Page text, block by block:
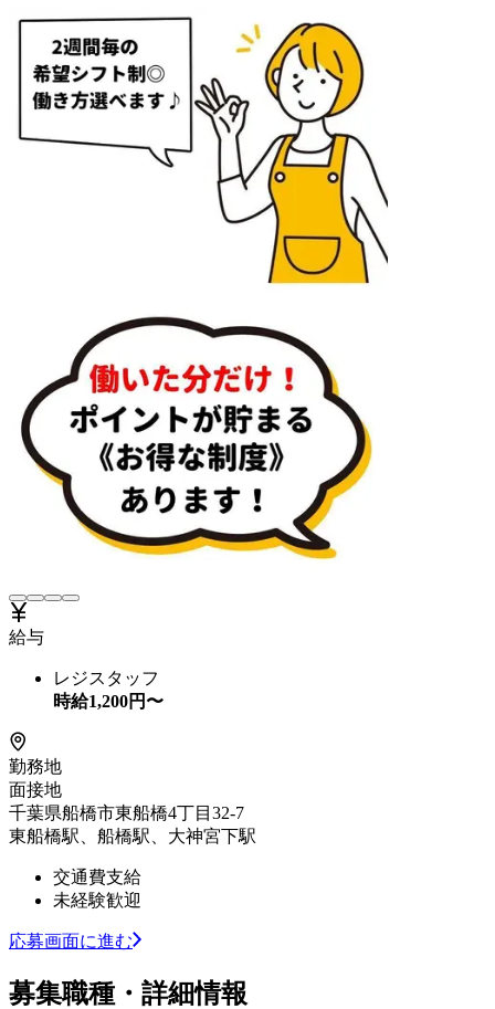
給与
レジスタッフ
時給1,200円〜
勤務地
面接地
千葉県船橋市東船橋4丁目32-7
東船橋駅、船橋駅、大神宮下駅
交通費支給
未経験歓迎
応募画面に進む
募集職種・詳細情報